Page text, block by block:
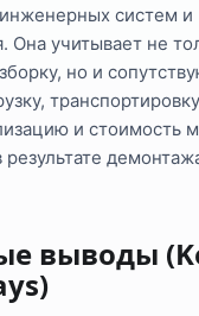
систем и
Она учитывает не
но и
и стоимость
выводы